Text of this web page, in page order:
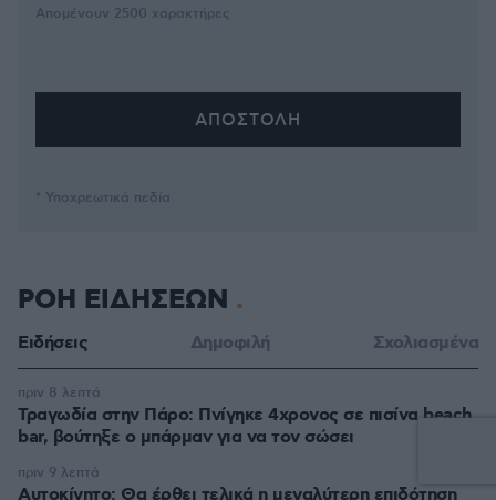
Απομένουν 2500 χαρακτήρες
* Υποχρεωτικά πεδία
ΡΟΗ ΕΙΔΗΣΕΩΝ
Ειδήσεις Δημοφιλή Σχολιασμένα
Τραγωδία στην Πάρο: Πνίγηκε 4χρονος σε πισίνα beach
bar, βούτηξε ο μπάρμαν για να τον σώσει
πριν 8 λεπτά
Αυτοκίνητο: Θα έρθει τελικά η μεγαλύτερη επιδότηση
πριν 9 λεπτά